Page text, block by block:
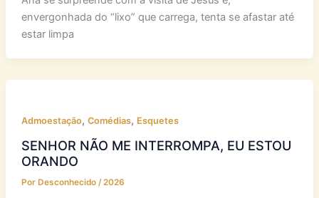
envergonhada do “lixo” que carrega, tenta se afastar até
estar limpa
Admoestação, Comédias, Esquetes
SENHOR NÃO ME INTERROMPA, EU ESTOU
ORANDO
Por Desconhecido /2026